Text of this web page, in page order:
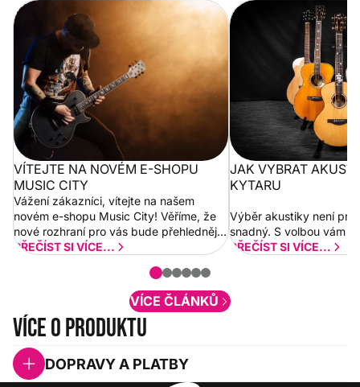
Vítejte na novém e-shopu Music
City
VÍTEJTE NA NOVÉM E-SHOPU
MUSIC CITY
Vážení zákazníci, vítejte na našem
novém e-shopu Music City! Věříme, že
nové rozhraní pro vás bude přehlednější
a rychlejší. Postupně budeme přidávat
PŘEČÍST SI VÍCE...
Jak vybrat
JAK VYBRAT
KYTARU
Výběr akustiky není pro
snadný. S volbou vám
PŘEČÍST SI VÍCE...
VÍCE ČLÁNKŮ
Více o produktu
DOPRAVY A PLATBY